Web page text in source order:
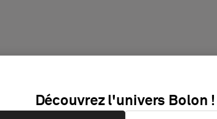
Découvrez l'univers Bolon !